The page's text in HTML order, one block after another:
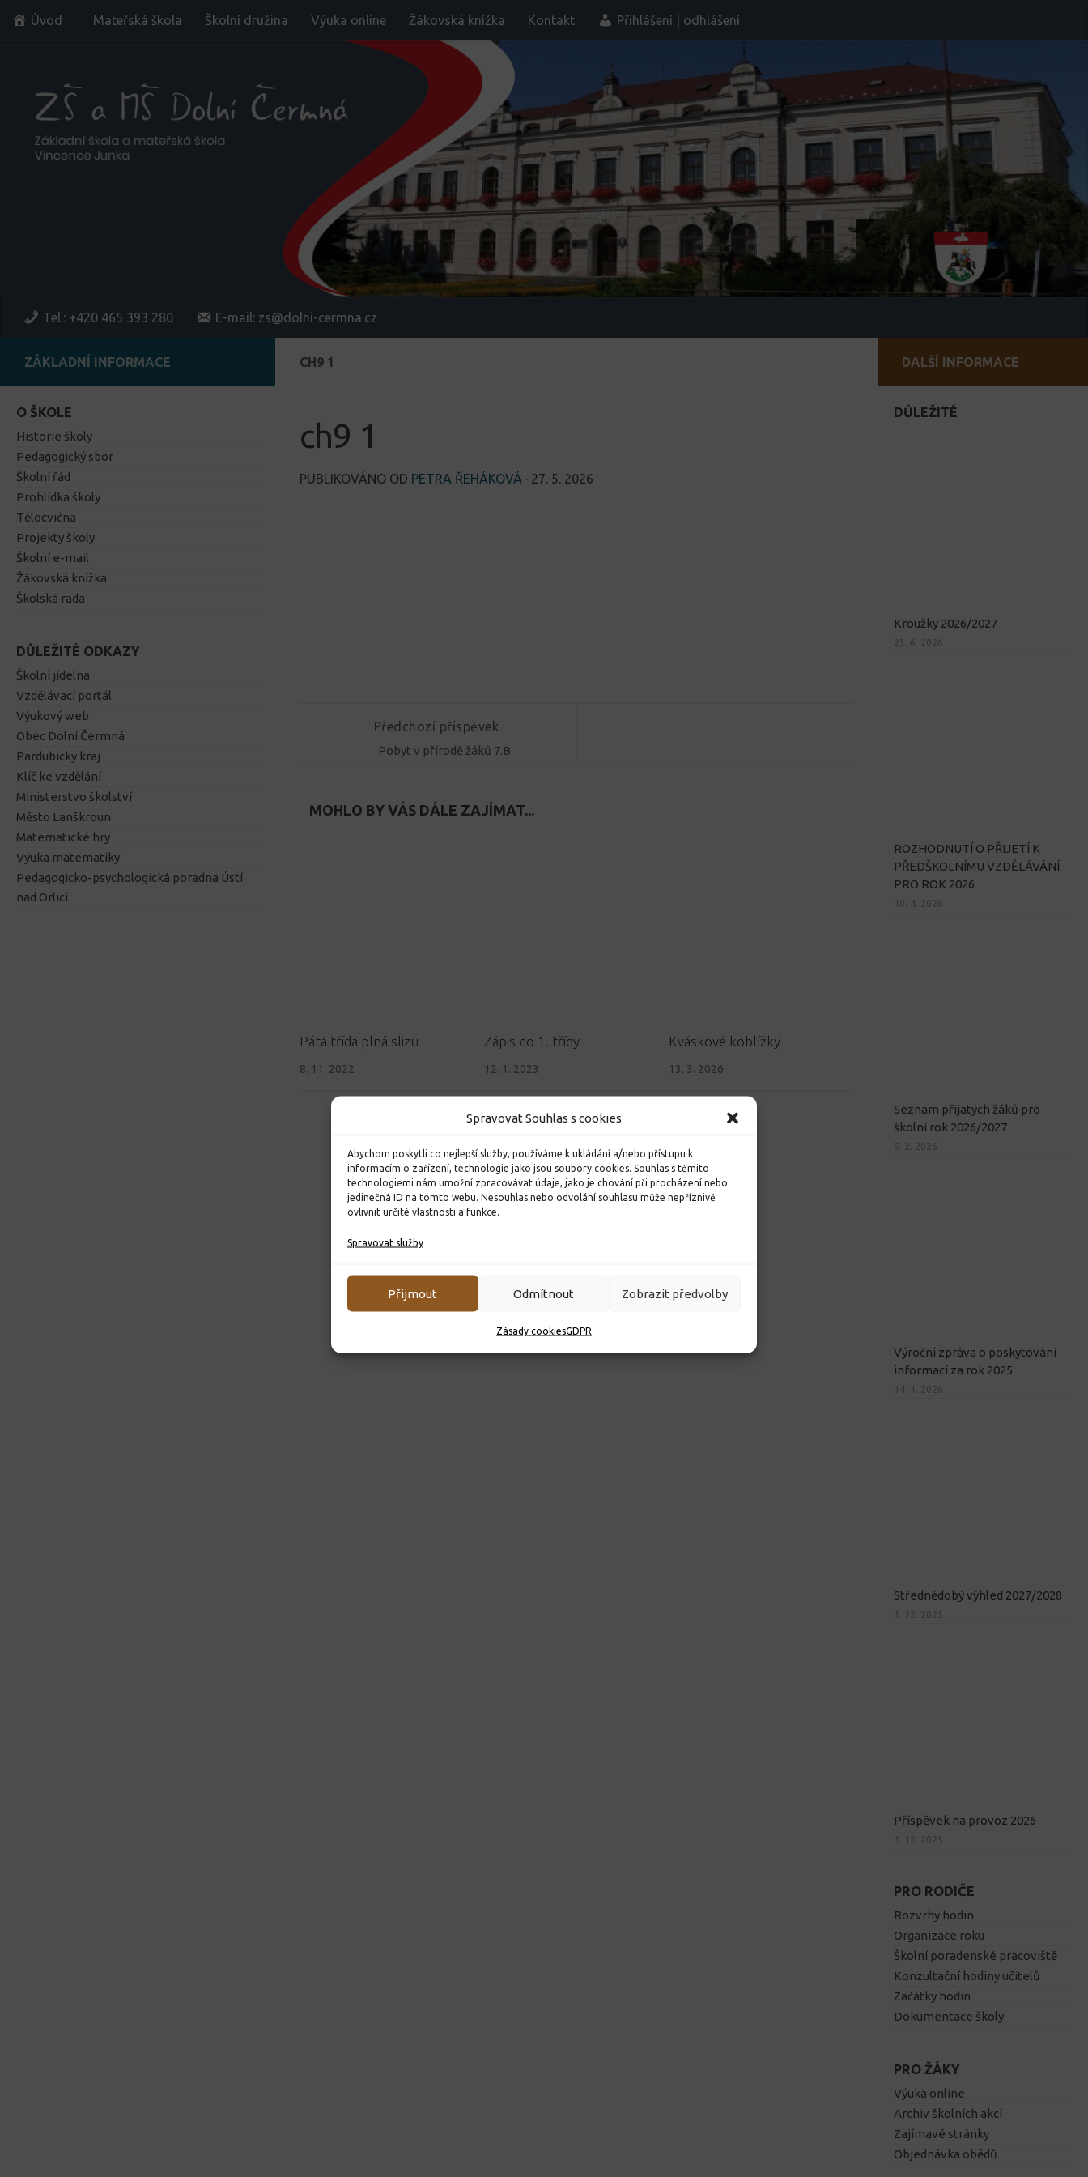
Spravovat Souhlas s cookies
Abychom poskytli co nejlepší služby, používáme k ukládání a/nebo přístupu k
informacím o zařízení, technologie jako jsou soubory cookies. Souhlas s těmito
technologiemi nám umožní zpracovávat údaje, jako je chování při procházení nebo
jedinečná ID na tomto webu. Nesouhlas nebo odvolání souhlasu může nepříznivě
ovlivnit určité vlastnosti a funkce.
Spravovat služby
Přijmout Odmítnout Zobrazit předvolby
Zásady cookiesGDPR
Skip to content
Úvod Mateřská škola Školní družina Výuka online Žákovská knížka Kontakt Přihlášení | odhlášení
Tel.: +420 465 393 280 E-mail: zs@dolni-cermna.cz
CH9 1
ch9 1
PUBLIKOVÁNO OD PETRA ŘEHÁKOVÁ · 27. 5. 2026
Předchozí příspěvek
Pobyt v přírodě žáků 7.B
MOHLO BY VÁS DÁLE ZAJÍMAT...
Pátá třída plná slizu
8. 11. 2022
Zápis do 1. třídy
12. 1. 2023
Kváskové koblížky
13. 3. 2026
ZÁKLADNÍ INFORMACE
O ŠKOLE
Historie školy
Pedagogický sbor
Školní řád
Prohlídka školy
Tělocvična
Projekty školy
Školní e-mail
Žákovská knížka
Školská rada
DŮLEŽITÉ ODKAZY
Školní jídelna
Vzdělávací portál
Výukový web
Obec Dolní Čermná
Pardubický kraj
Klíč ke vzdělání
Ministerstvo školství
Město Lanškroun
Matematické hry
Výuka matematiky
Pedagogicko-psychologická poradna Ústí
nad Orlicí
DALŠÍ INFORMACE
DŮLEŽITÉ
Kroužky 2026/2027
23. 6. 2026
ROZHODNUTÍ O PŘIJETÍ K
PŘEDŠKOLNÍMU VZDĚLÁVÁNÍ
PRO ROK 2026
10. 4. 2026
Seznam přijatých žáků pro
školní rok 2026/2027
5. 2. 2026
Výroční zpráva o poskytování
informací za rok 2025
14. 1. 2026
Střednědobý výhled 2027/2028
1. 12. 2025
Příspěvek na provoz 2026
1. 12. 2025
PRO RODIČE
Rozvrhy hodin
Organizace roku
Školní poradenské pracoviště
Konzultační hodiny učitelů
Začátky hodin
Dokumentace školy
PRO ŽÁKY
Výuka online
Archiv školních akcí
Zajímavé stránky
Objednávka obědů